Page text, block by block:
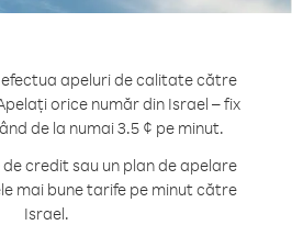
apeluri de calitate către
orice număr din Israel – fix
de la numai 3.5 ¢ pe minut.
credit sau un plan de apelare
mai bune tarife pe minut către
Israel.